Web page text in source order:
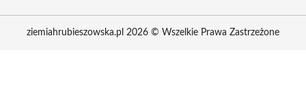
ziemiahrubieszowska.pl 2026 © Wszelkie Prawa Zastrzeżone